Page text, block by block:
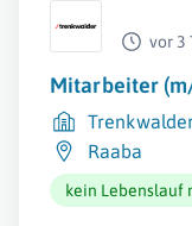
vor 3
Mitarbeiter
Raaba
kein Lebenslauf